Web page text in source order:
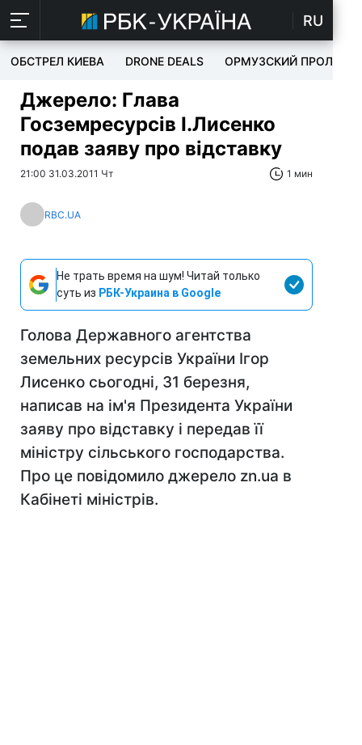
RU
ОБСТРЕЛ КИЕВА DRONE DEALS ОРМУЗСКИЙ ПРОЛИВ
Джерело: Глава
Госземресурсів І.Лисенко
подав заяву про відставку
21:00 31.03.2011 Чт 1 мин
RBC.UA
Не трать время на шум! Читай только
суть из РБК-Украина в Google
Голова Державного агентства
земельних ресурсів України Ігор
Лисенко сьогодні, 31 березня,
написав на ім'я Президента України
заяву про відставку і передав її
міністру сільського господарства.
Про це повідомило джерело zn.ua в
Кабінеті міністрів.